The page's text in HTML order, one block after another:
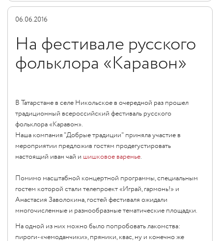
06.06.2016
На фестивале русского
фольклора «Каравон»
В Татарстане в селе Никольское в очередной раз прошел
традиционный всероссийский фестиваль русского
фольклора «Каравон».
Наша компания "Добрые традиции" приняла участие в
мероприятии предложив гостям продегустировать
настоящий иван чай и шишковое варенье.
Помимо масштабной концертной программы, специальным
гостем которой стали телепроект «Играй, гармонь!» и
Анастасия Заволокина, гостей фестиваля ожидали
многочисленные и разнообразные тематические площадки.
На одной из них можно было попробовать лакомства:
пироги-«чемоданчики», пряники, квас, ну и конечно же